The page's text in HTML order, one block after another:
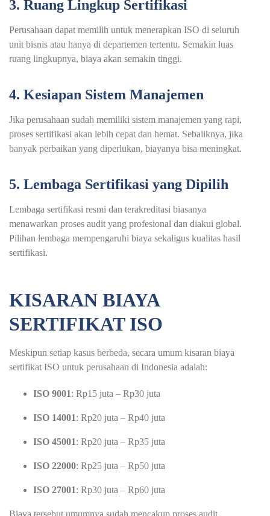
3. Ruang Lingkup Sertifikasi
Perusahaan dapat memilih untuk menerapkan ISO di seluruh
unit bisnis atau hanya di departemen tertentu. Semakin luas
ruang lingkupnya, biaya akan semakin tinggi.
4. Kesiapan Sistem Manajemen
Jika perusahaan sudah memiliki sistem manajemen yang rapi,
proses sertifikasi akan lebih cepat dan hemat. Sebaliknya, jika
banyak perbaikan yang diperlukan, biayanya bisa meningkat.
5. Lembaga Sertifikasi yang Dipilih
Lembaga sertifikasi resmi dan terakreditasi biasanya
menawarkan proses audit yang profesional dan diakui global.
Pilihan lembaga mempengaruhi biaya sekaligus kualitas hasil
sertifikasi.
KISARAN BIAYA
SERTIFIKAT ISO
Meskipun setiap kasus berbeda, secara umum kisaran biaya
sertifikat ISO untuk perusahaan di Indonesia adalah:
ISO 9001: Rp15 juta – Rp30 juta
ISO 14001: Rp20 juta – Rp40 juta
ISO 45001: Rp20 juta – Rp35 juta
ISO 22000: Rp25 juta – Rp50 juta
ISO 27001: Rp30 juta – Rp60 juta